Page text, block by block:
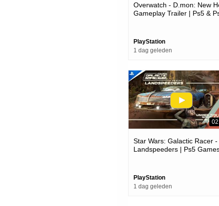
Overwatch - D.mon: New
Gameplay Trailer | Ps5 &
PlayStation
1 dag geleden
Star Wars: Galactic Racer -
Landspeeders | Ps5
PlayStation
1 dag geleden